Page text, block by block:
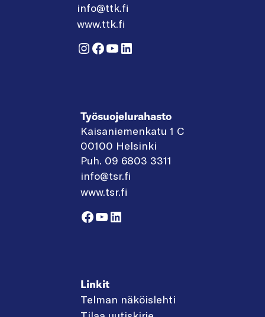
info@ttk.fi
www.ttk.fi
Instagram
Facebook
YouTube
LinkedIn
Työsuojelurahasto
Kaisaniemenkatu 1 C
00100 Helsinki
Puh. 09 6803 3311
info@tsr.fi
www.tsr.fi
Facebook
YouTube
LinkedIn
Linkit
Telman näköislehti